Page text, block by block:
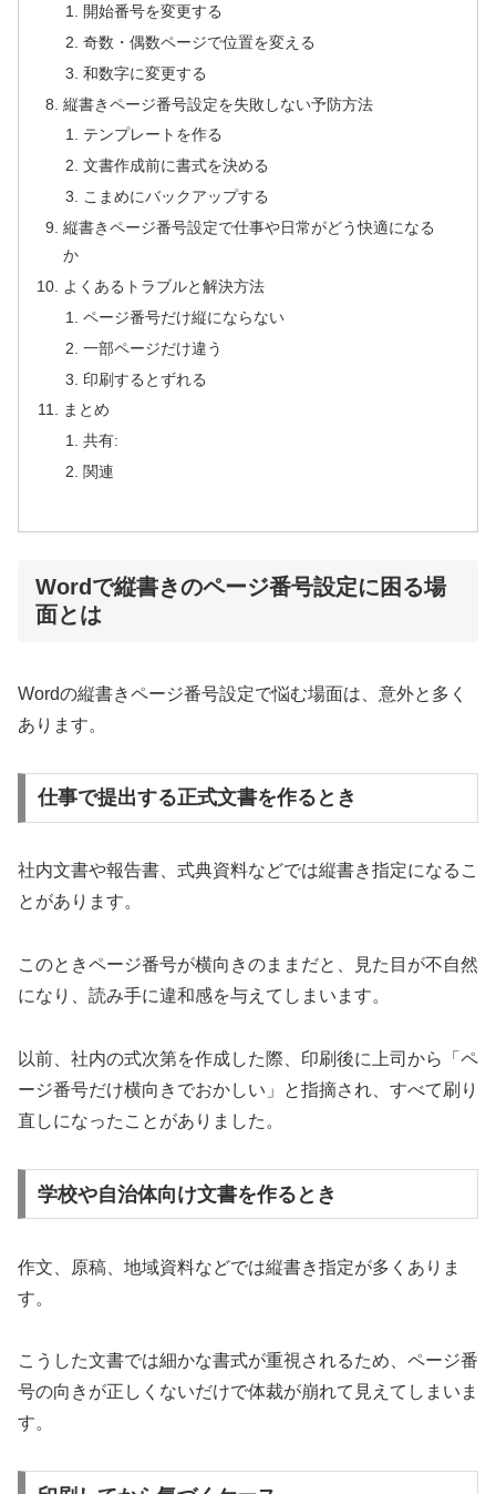
開始番号を変更する
奇数・偶数ページで位置を変える
和数字に変更する
縦書きページ番号設定を失敗しない予防方法
テンプレートを作る
文書作成前に書式を決める
こまめにバックアップする
縦書きページ番号設定で仕事や日常がどう快適になる
か
よくあるトラブルと解決方法
ページ番号だけ縦にならない
一部ページだけ違う
印刷するとずれる
まとめ
共有:
関連
Wordで縦書きのページ番号設定に困る場
面とは
Wordの縦書きページ番号設定で悩む場面は、意外と多く
あります。
仕事で提出する正式文書を作るとき
社内文書や報告書、式典資料などでは縦書き指定になるこ
とがあります。
このときページ番号が横向きのままだと、見た目が不自然
になり、読み手に違和感を与えてしまいます。
以前、社内の式次第を作成した際、印刷後に上司から「ペ
ージ番号だけ横向きでおかしい」と指摘され、すべて刷り
直しになったことがありました。
学校や自治体向け文書を作るとき
作文、原稿、地域資料などでは縦書き指定が多くありま
す。
こうした文書では細かな書式が重視されるため、ページ番
号の向きが正しくないだけで体裁が崩れて見えてしまいま
す。